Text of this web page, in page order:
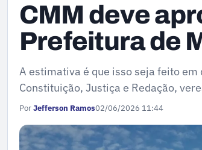
CMM deve
Prefeitura de
A estimativa é que isso seja feito em
Constituição, Justiça e Redação,
PorJefferson Ramos02/06/2026 11:44